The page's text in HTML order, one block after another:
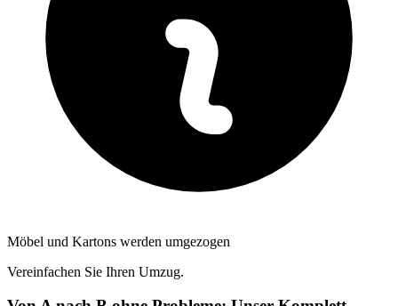
Möbel und Kartons werden umgezogen
Vereinfachen Sie Ihren Umzug.